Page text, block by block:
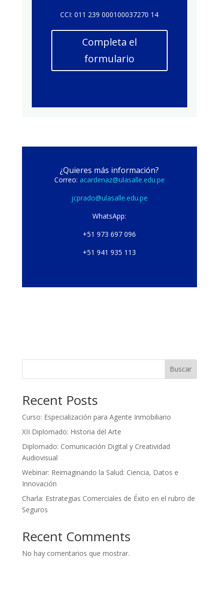
CCI: 011 239 000100037270 14
Completa el
formulario
¿Quieres más información?
Correo: acardenaz@ulasalle.edu.pe
jcprado@ulasalle.edu.pe
WhatsApp:
+51 973 697 096
+51 941 935 113
Buscar
Recent Posts
Curso: Especialización para Agente Inmobiliario
XII Diplomado: Historia del Arte
Diplomado: Comunicación Digital y Creatividad
Audiovisual
Webinar: Reimaginando la Salud: Ciencia, Datos e
Innovación
Charla: Estrategias Comerciales de Éxito en el rubro de
Seguros
Recent Comments
No hay comentarios que mostrar.